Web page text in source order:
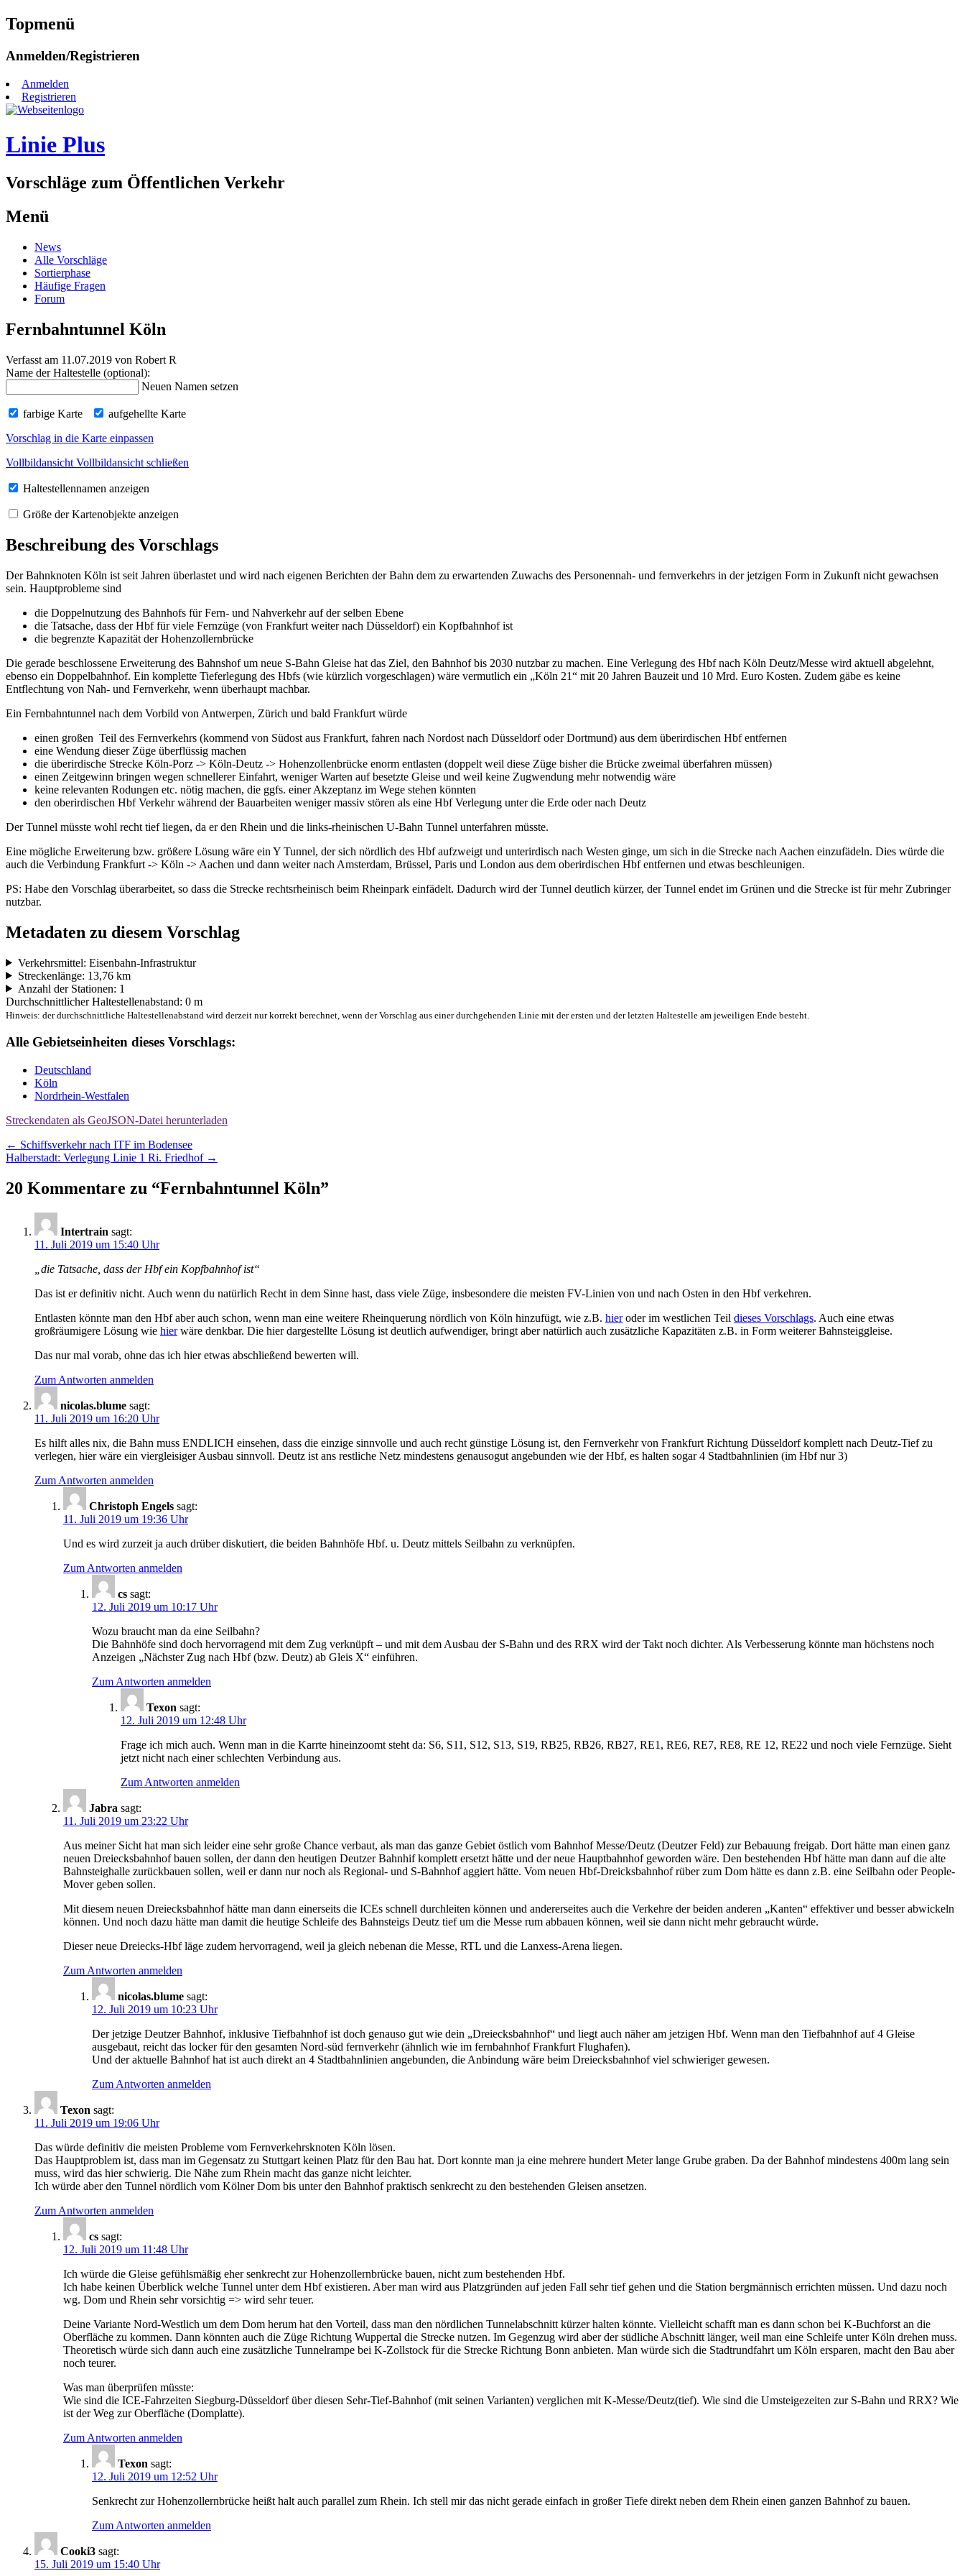
Topmenü
Zum
springen
Anmelden/Registrieren
Anmelden
Registrieren
Linie Plus
Vorschläge zum Öffentlichen Verkehr
Menü
Zum
Inhalt
springen
News
Alle Vorschläge
Sortierphase
Häufige Fragen
Forum
Fernbahntunnel Köln
Verfasst am 11.07.2019 von Robert R
Name der Haltestelle (optional):
Neuen Namen setzen
farbige Karte
aufgehellte Karte
Vorschlag in die Karte einpassen
Vollbildansicht Vollbildansicht schließen
Haltestellennamen anzeigen
Größe der Kartenobjekte anzeigen
Beschreibung des Vorschlags
Der Bahnknoten Köln ist seit Jahren überlastet und wird nach eigenen Berichten der Bahn dem zu erwartenden Zuwachs des Personennah- und fernverkehrs in der jetzigen Form in Zukunft nicht gewachsen
sein. Hauptprobleme sind
die Doppelnutzung des Bahnhofs für Fern- und Nahverkehr auf der selben Ebene
die Tatsache, dass der Hbf für viele Fernzüge (von Frankfurt weiter nach Düsseldorf) ein Kopfbahnhof ist
die begrenzte Kapazität der Hohenzollernbrücke
Die gerade beschlossene Erweiterung des Bahnshof um neue S-Bahn Gleise hat das Ziel, den Bahnhof bis 2030 nutzbar zu machen. Eine Verlegung des Hbf nach Köln Deutz/Messe wird aktuell abgelehnt,
ebenso ein Doppelbahnhof. Ein komplette Tieferlegung des Hbfs (wie kürzlich vorgeschlagen) wäre vermutlich ein „Köln 21“ mit 20 Jahren Bauzeit und 10 Mrd. Euro Kosten. Zudem gäbe es keine
Entflechtung von Nah- und Fernverkehr, wenn überhaupt machbar.
Ein Fernbahntunnel nach dem Vorbild von Antwerpen, Zürich und bald Frankfurt würde
einen großen Teil des Fernverkehrs (kommend von Südost aus Frankfurt, fahren nach Nordost nach Düsseldorf oder Dortmund) aus dem überirdischen Hbf entfernen
eine Wendung dieser Züge überflüssig machen
die überirdische Strecke Köln-Porz -> Köln-Deutz -> Hohenzollenbrücke enorm entlasten (doppelt weil diese Züge bisher die Brücke zweimal überfahren müssen)
einen Zeitgewinn bringen wegen schnellerer Einfahrt, weniger Warten auf besetzte Gleise und weil keine Zugwendung mehr notwendig wäre
keine relevanten Rodungen etc. nötig machen, die ggfs. einer Akzeptanz im Wege stehen könnten
den oberirdischen Hbf Verkehr während der Bauarbeiten weniger massiv stören als eine Hbf Verlegung unter die Erde oder nach Deutz
Der Tunnel müsste wohl recht tief liegen, da er den Rhein und die links-rheinischen U-Bahn Tunnel unterfahren müsste.
Eine mögliche Erweiterung bzw. größere Lösung wäre ein Y Tunnel, der sich nördlich des Hbf aufzweigt und unterirdisch nach Westen ginge, um sich in die Strecke nach Aachen einzufädeln. Dies würde die
auch die Verbindung Frankfurt -> Köln -> Aachen und dann weiter nach Amsterdam, Brüssel, Paris und London aus dem oberirdischen Hbf entfernen und etwas beschleunigen.
PS: Habe den Vorschlag überarbeitet, so dass die Strecke rechtsrheinisch beim Rheinpark einfädelt. Dadurch wird der Tunnel deutlich kürzer, der Tunnel endet im Grünen und die Strecke ist für mehr Zubringer
nutzbar.
Metadaten zu diesem Vorschlag
Verkehrsmittel: Eisenbahn-Infrastruktur
Streckenlänge: 13,76 km
Anzahl der Stationen: 1
Durchschnittlicher Haltestellenabstand: 0 m
Hinweis: der durchschnittliche Haltestellenabstand wird derzeit nur korrekt berechnet, wenn der Vorschlag aus einer durchgehenden Linie mit der ersten und der letzten Haltestelle am jeweiligen Ende besteht.
Alle Gebietseinheiten dieses Vorschlags:
Deutschland
Köln
Nordrhein-Westfalen
Streckendaten als GeoJSON-Datei herunterladen
Beitragsnavigation
← Schiffsverkehr nach ITF im Bodensee
Halberstadt: Verlegung Linie 1 Ri. Friedhof →
20 Kommentare zu “Fernbahntunnel Köln”
Intertrain sagt:
11. Juli 2019 um 15:40 Uhr
„die Tatsache, dass der Hbf ein Kopfbahnhof ist“
Das ist er definitiv nicht. Auch wenn du natürlich Recht in dem Sinne hast, dass viele Züge, insbesondere die meisten FV-Linien von und nach Osten in den Hbf verkehren.
Entlasten könnte man den Hbf aber auch schon, wenn man eine weitere Rheinquerung nördlich von Köln hinzufügt, wie z.B. hieroder im westlichen Teil dieses Vorschlags. Auch eine etwas
großräumigere Lösung wie hierwäre denkbar. Die hier dargestellte Lösung ist deutlich aufwendiger, bringt aber natürlich auch zusätzliche Kapazitäten z.B. in Form weiterer Bahnsteiggleise.
Das nur mal vorab, ohne das ich hier etwas abschließend bewerten will.
Zum Antworten anmelden
nicolas.blume sagt:
11. Juli 2019 um 16:20 Uhr
Es hilft alles nix, die Bahn muss ENDLICH einsehen, dass die einzige sinnvolle und auch recht günstige Lösung ist, den Fernverkehr von Frankfurt Richtung Düsseldorf komplett nach Deutz-Tief zu
verlegen, hier wäre ein viergleisiger Ausbau sinnvoll. Deutz ist ans restliche Netz mindestens genausogut angebunden wie der Hbf, es halten sogar 4 Stadtbahnlinien (im Hbf nur 3)
Zum Antworten anmelden
Christoph Engels sagt:
11. Juli 2019 um 19:36 Uhr
Und es wird zurzeit ja auch drüber diskutiert, die beiden Bahnhöfe Hbf. u. Deutz mittels Seilbahn zu verknüpfen.
Zum Antworten anmelden
cs sagt:
12. Juli 2019 um 10:17 Uhr
Wozu braucht man da eine Seilbahn?
Die Bahnhöfe sind doch hervorragend mit dem Zug verknüpft – und mit dem Ausbau der S-Bahn und des RRX wird der Takt noch dichter. Als Verbesserung könnte man höchstens noch
Anzeigen „Nächster Zug nach Hbf (bzw. Deutz) ab Gleis X“ einführen.
Zum Antworten anmelden
Texon sagt:
12. Juli 2019 um 12:48 Uhr
Frage ich mich auch. Wenn man in die Karrte hineinzoomt steht da: S6, S11, S12, S13, S19, RB25, RB26, RB27, RE1, RE6, RE7, RE8, RE 12, RE22 und noch viele Fernzüge. Sieht
jetzt nicht nach einer schlechten Verbindung aus.
Zum Antworten anmelden
Jabra sagt:
11. Juli 2019 um 23:22 Uhr
Aus meiner Sicht hat man sich leider eine sehr große Chance verbaut, als man das ganze Gebiet östlich vom Bahnhof Messe/Deutz (Deutzer Feld) zur Bebauung freigab. Dort hätte man einen ganz
neuen Dreiecksbahnhof bauen sollen, der dann den heutigen Deutzer Bahnhif komplett ersetzt hätte und der neue Hauptbahnhof geworden wäre. Den bestehenden Hbf hätte man dann auf die alte
Bahnsteighalle zurückbauen sollen, weil er dann nur noch als Regional- und S-Bahnhof aggiert hätte. Vom neuen Hbf-Dreicksbahnhof rüber zum Dom hätte es dann z.B. eine Seilbahn oder People-
Mover geben sollen.
Mit diesem neuen Dreiecksbahnhof hätte man dann einerseits die ICEs schnell durchleiten können und andererseites auch die Verkehre der beiden anderen „Kanten“ effektiver und besser abwickeln
können. Und noch dazu hätte man damit die heutige Schleife des Bahnsteigs Deutz tief um die Messe rum abbauen können, weil sie dann nicht mehr gebraucht würde.
Dieser neue Dreiecks-Hbf läge zudem hervorragend, weil ja gleich nebenan die Messe, RTL und die Lanxess-Arena liegen.
Zum Antworten anmelden
nicolas.blume sagt:
12. Juli 2019 um 10:23 Uhr
Der jetzige Deutzer Bahnhof, inklusive Tiefbahnhof ist doch genauso gut wie dein „Dreiecksbahnhof“ und liegt auch näher am jetzigen Hbf. Wenn man den Tiefbahnhof auf 4 Gleise
ausgebaut, reicht das locker für den gesamten Nord-süd fernverkehr (ähnlich wie im fernbahnhof Frankfurt Flughafen).
Und der aktuelle Bahnhof hat ist auch direkt an 4 Stadtbahnlinien angebunden, die Anbindung wäre beim Dreiecksbahnhof viel schwieriger gewesen.
Zum Antworten anmelden
Texon sagt:
11. Juli 2019 um 19:06 Uhr
Das würde definitiv die meisten Probleme vom Fernverkehrsknoten Köln lösen.
Das Hauptproblem ist, dass man im Gegensatz zu Stuttgart keinen Platz für den Bau hat. Dort konnte man ja eine mehrere hundert Meter lange Grube graben. Da der Bahnhof mindestens 400m lang sein
muss, wird das hier schwierig. Die Nähe zum Rhein macht das ganze nicht leichter.
Ich würde aber den Tunnel nördlich vom Kölner Dom bis unter den Bahnhof praktisch senkrecht zu den bestehenden Gleisen ansetzen.
Zum Antworten anmelden
cs sagt:
12. Juli 2019 um 11:48 Uhr
Ich würde die Gleise gefühlsmäßig eher senkrecht zur Hohenzollernbrücke bauen, nicht zum bestehenden Hbf.
Ich habe keinen Überblick welche Tunnel unter dem Hbf existieren. Aber man wird aus Platzgründen auf jeden Fall sehr tief gehen und die Station bergmännisch errichten müssen. Und dazu noch
wg. Dom und Rhein sehr vorsichtig => wird sehr teuer.
Deine Variante Nord-Westlich um dem Dom herum hat den Vorteil, dass man den nördlichen Tunnelabschnitt kürzer halten könnte. Vielleicht schafft man es dann schon bei K-Buchforst an die
Oberfläche zu kommen. Dann könnten auch die Züge Richtung Wuppertal die Strecke nutzen. Im Gegenzug wird aber der südliche Abschnitt länger, weil man eine Schleife unter Köln drehen muss.
Theoretisch würde sich dann auch eine zusätzliche Tunnelrampe bei K-Zollstock für die Strecke Richtung Bonn anbieten. Man würde sich die Stadtrundfahrt um Köln ersparen, macht den Bau aber
noch teurer.
Was man überprüfen müsste:
Wie sind die ICE-Fahrzeiten Siegburg-Düsseldorf über diesen Sehr-Tief-Bahnhof (mit seinen Varianten) verglichen mit K-Messe/Deutz(tief). Wie sind die Umsteigezeiten zur S-Bahn und RRX? Wie
ist der Weg zur Oberfläche (Domplatte).
Zum Antworten anmelden
Texon sagt:
12. Juli 2019 um 12:52 Uhr
Senkrecht zur Hohenzollernbrücke heißt halt auch parallel zum Rhein. Ich stell mir das nicht gerade einfach in großer Tiefe direkt neben dem Rhein einen ganzen Bahnhof zu bauen.
Zum Antworten anmelden
Cooki3 sagt:
15. Juli 2019 um 15:40 Uhr